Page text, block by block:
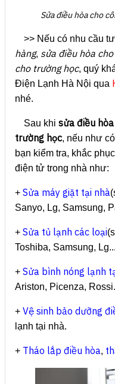
Sửa điều hòa cho
>> Nếu có nhu cầu
hàng, sửa điều hòa
cho trường học, quý
Điện Lạnh Hà Nội qua
nhé.
Sau khi sửa điều
trường học, nếu như
bạn kiểm tra, khắc
điện tử trong nhà như:
+ Sửa máy giặt tại nhà
Sanyo, Lg, Samsung,
+ Sửa tủ lạnh các loại
Toshiba, Samsung,
+ Sửa bình nóng lạnh
Ariston, Picenza,
+ Vệ sinh bảo dưỡng
lạnh tại nhà.
+ Tháo lắp điều hòa,